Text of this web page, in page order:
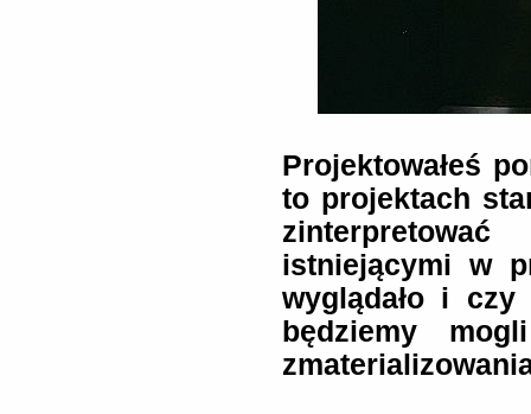
Projektowałeś
to projektach
istniejącymi w
wyglądało i
będziemy